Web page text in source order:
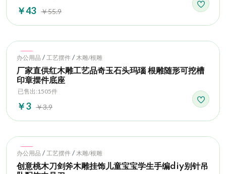
￥43 ￥55.9
Hot
办公用品 / 工艺摆件 / 木雕/根雕
厂家直供红木雕工艺品奇玉石头玛瑙 根雕随形可挖槽
印章摆件底座
已售出:1505件
￥3 ￥3.9
Hot
办公用品 / 工艺摆件 / 木雕/根雕
创意桃木刀剑斧木雕挂饰儿童宝宝学生手编diy别针吊